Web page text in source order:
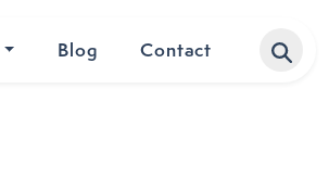
Blog Contact